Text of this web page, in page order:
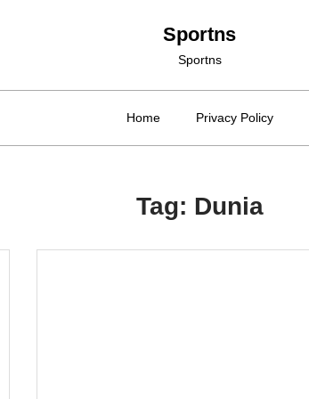
Sportns
Sportns
Home Privacy Policy
Tag: Dunia